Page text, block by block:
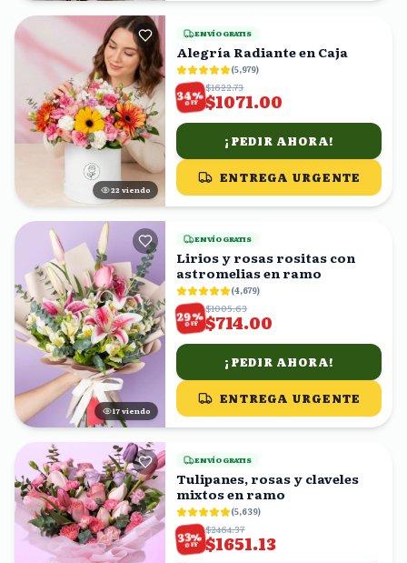
23 viendo
ENVÍO GRATIS
Alegría Radiante en Caja
(5,979)
34%
OFF
$1622.73
$1071.00
¡PEDIR AHORA!
ENTREGA URGENTE
18 viendo
ENVÍO GRATIS
Lirios y rosas rositas con
astromelias en ramo
(4,679)
29%
OFF
$1005.63
$714.00
¡PEDIR AHORA!
ENTREGA URGENTE
ENVÍO GRATIS
Tulipanes, rosas y claveles
mixtos en ramo
(5,639)
33%
OFF
$2464.37
$1651.13